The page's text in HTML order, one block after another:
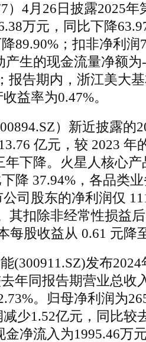
）4月26日披露2025
万元，同比下降
89.90%；扣非净利润
产生的现金流量净额
报告期内，浙江美大
益率为0.47%。
）新近披露的
亿元，较 2023 年
年下降。火星人核心
降 37.94%，各品类
司股东的净利润仅
其扣除非经常性损益
每股收益从 0.61 元降
(300911.SZ)发布
年同报告期营业总收
。归母净利润为
少1.52亿元，同比较
金净流入为1995.46万